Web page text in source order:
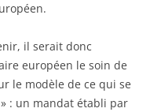
il serait donc
européen le soin de
le modèle de ce qui se
: un mandat établi par